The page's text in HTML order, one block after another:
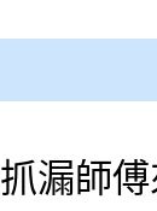
抓漏師